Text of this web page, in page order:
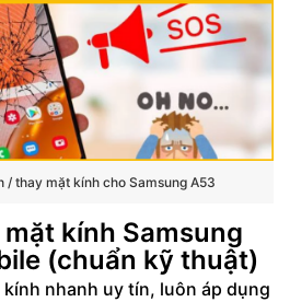
/ thay mặt kính cho Samsung A53
kính Samsung
(chuẩn kỹ thuật)
nhanh uy tín, luôn áp dụng